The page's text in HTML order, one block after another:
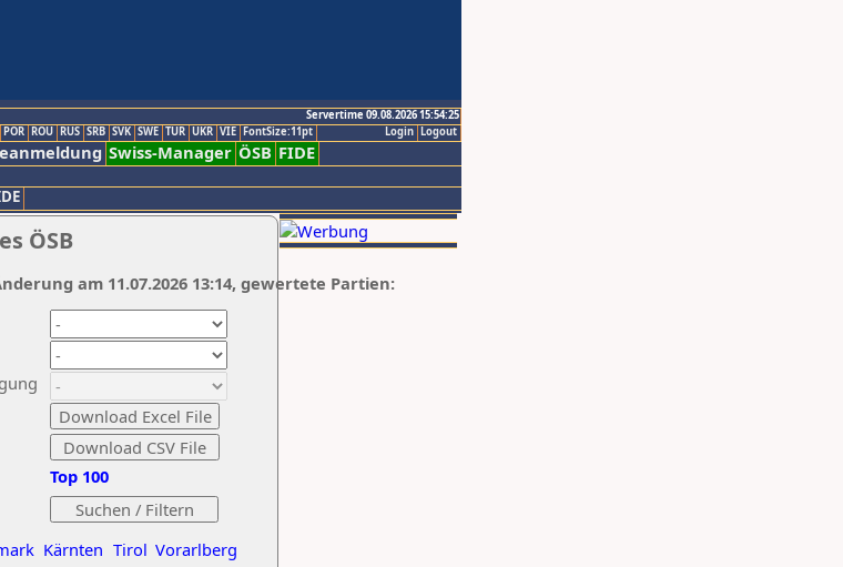
Servertime 09.08.2026 15:54:25
Logout
Login
POR ROU RUS SRB SVK SWE TUR UKR VIE FontSize:11pt
Swiss-Manager ÖSB FIDE
ÖSB
Kärnten Tirol Vorarlberg
Top 100
am 11.07.2026 13:14, gewertete Partien: